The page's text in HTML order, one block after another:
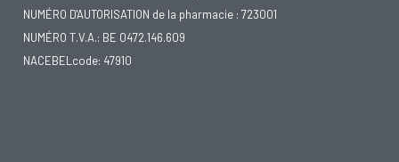
NUMÉRO D'AUTORISATION de la pharmacie : 723001
NUMÉRO T.V.A.: BE 0472.146.609
NACEBELcode: 47910